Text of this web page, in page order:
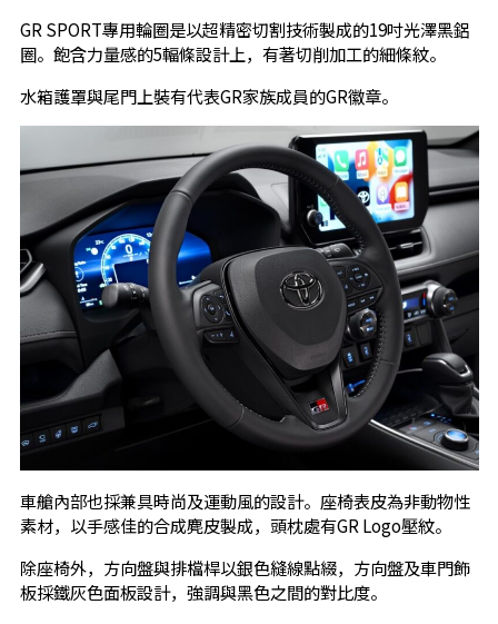
GR SPORT專用輪圈是以超精密切割技術製成的19吋光澤黑鋁
圈。飽含力量感的5輻條設計上，有著切削加工的細條紋。
水箱護罩與尾門上裝有代表GR家族成員的GR徽章。
車艙內部也採兼具時尚及運動風的設計。座椅表皮為非動物性
素材，以手感佳的合成麂皮製成，頭枕處有GR Logo壓紋。
除座椅外，方向盤與排檔桿以銀色縫線點綴，方向盤及車門飾
板採鐵灰色面板設計，強調與黑色之間的對比度。